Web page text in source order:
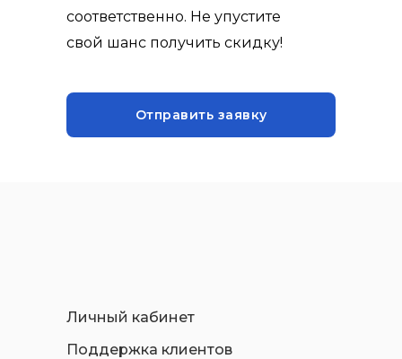
соответственно. Не упустите
свой шанс получить скидку!
Отправить заявку
Личный кабинет
Поддержка клиентов